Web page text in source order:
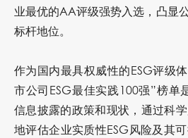
业最优的AA评级强势入选，凸显
标杆地位。
作为国内最具权威性的ESG评级
市公司ESG最佳实践100强”榜单
信息披露的政策和现状，通过科
地评估企业实质性ESG风险及其